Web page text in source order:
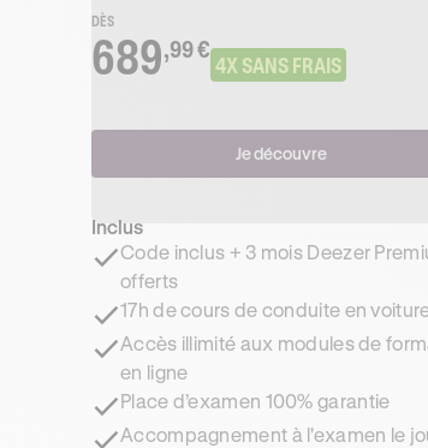
DÈS
689,99 €
4X SANS FRAIS
Je découvre
Inclus
Code inclus + 3 mois Deezer
offerts
17h de cours de conduite en
Accès illimité aux modules de
en ligne
Place d’examen 100% garantie
Accompagnement à l'examen le